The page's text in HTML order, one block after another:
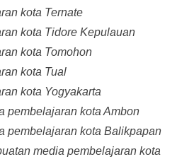
kota Ternate
kota Tidore Kepulauan
kota Tomohon
kota Tual
kota Yogyakarta
pembelajaran kota Ambon
pembelajaran kota Balikpapan
media pembelajaran kota